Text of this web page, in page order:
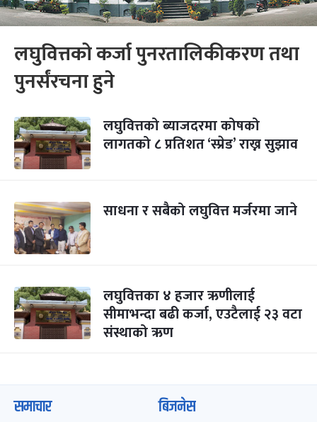
लघुवित्तको कर्जा पुनरतालिकीकरण तथा
पुनर्संरचना हुने
लघुवित्तको ब्याजदरमा कोषको
लागतको ८ प्रतिशत ‘स्प्रेड’ राख्न सुझाव
साधना र सबैको लघुवित्त मर्जरमा जाने
लघुवित्तका ४ हजार ऋणीलाई
सीमाभन्दा बढी कर्जा, एउटैलाई २३ वटा
संस्थाको ऋण
समाचार बिजनेस